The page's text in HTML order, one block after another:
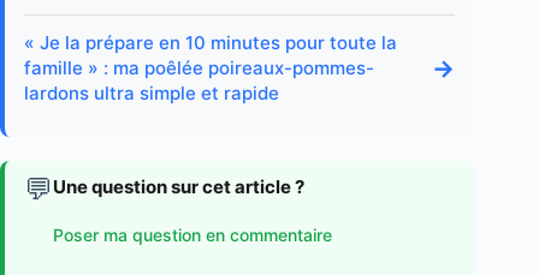
« Je la prépare en 10 minutes pour toute la
famille » : ma poêlée poireaux-pommes-
lardons ultra simple et rapide
→
💬 Une question sur cet article ?
Poser ma question en commentaire